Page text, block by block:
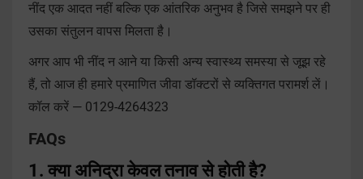
नींद एक आदत नहीं बल्कि एक आंतरिक अनुभव है जिसे समझने पर ही
उसका संतुलन वापस मिलता है।
अगर आप भी नींद न आने या किसी अन्य स्वास्थ्य समस्या से जूझ रहे
हैं, तो आज ही हमारे प्रमाणित जीवा डॉक्टरों से व्यक्तिगत परामर्श लें।
कॉल करें — 0129-4264323
FAQs
1. क्या अनिद्रा केवल तनाव से होती है?